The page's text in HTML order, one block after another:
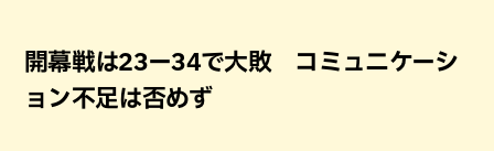
開幕戦は23ー34で大敗 コミュニケーシ
ョン不足は否めず